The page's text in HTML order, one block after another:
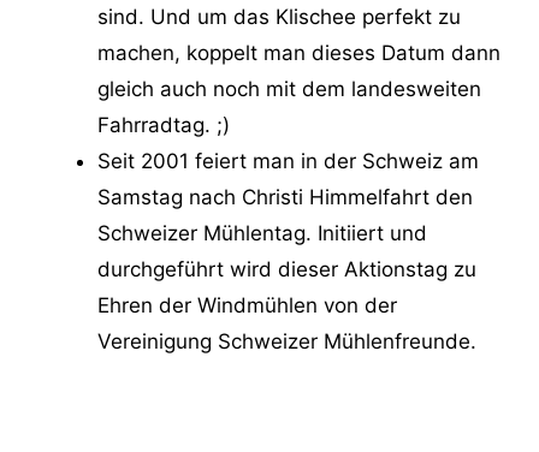
sind. Und um das Klischee perfekt zu
machen, koppelt man dieses Datum dann
gleich auch noch mit dem landesweiten
Fahrradtag. ;)
Seit 2001 feiert man in der Schweiz am
Samstag nach Christi Himmelfahrt den
Schweizer Mühlentag. Initiiert und
durchgeführt wird dieser Aktionstag zu
Ehren der Windmühlen von der
Vereinigung Schweizer Mühlenfreunde.